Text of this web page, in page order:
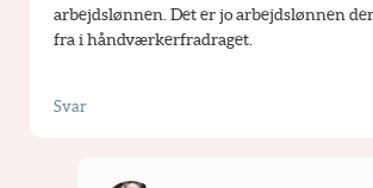
arbejdslønnen. Det er jo arbejdslønnen
fra i håndværkerfradraget.
Svar